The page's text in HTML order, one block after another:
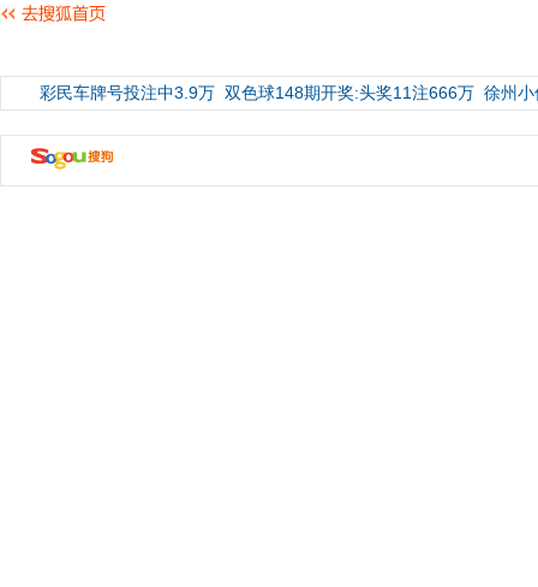
彩民车牌号投注中3.9万 双色球148期开奖:头奖11注666万 徐州